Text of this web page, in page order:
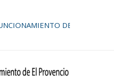
DE
PROVENCIO